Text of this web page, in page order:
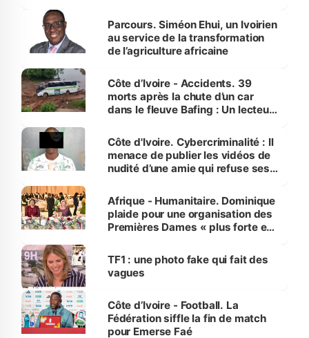
Parcours. Siméon Ehui, un Ivoirien
au service de la transformation
de l’agriculture africaine
Côte d’Ivoire - Accidents. 39
morts après la chute d’un car
dans le fleuve Bafing : Un lecteur
des Transports
Côte d'Ivoire. Cybercriminalité : Il
menace de publier les vidéos de
nudité d’une amie qui refuse ses
Afrique - Humanitaire. Dominique
plaide pour une organisation des
Premières Dames « plus forte et
sur la scène internationale »
TF1 : une photo fake qui fait des
vagues
Côte d’Ivoire - Football. La
Fédération siffle la fin de match
pour Emerse Faé